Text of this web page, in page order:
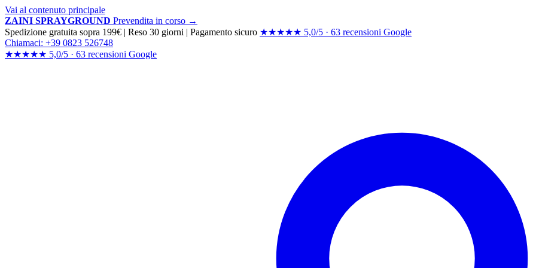
Vai al contenuto principale
ZAINI SPRAYGROUND Prevendita in corso →
Spedizione gratuita sopra 199€ | Reso 30 giorni | Pagamento sicuro ★★★★★ 5,0/5 · 63 recensioni Google
Chiamaci: +39 0823 526748
★★★★★ 5,0/5 · 63 recensioni Google